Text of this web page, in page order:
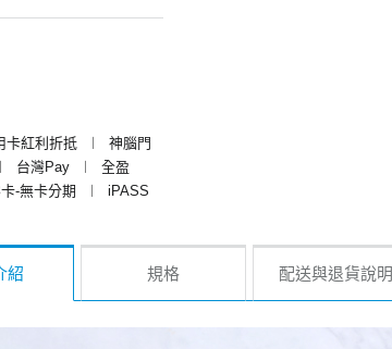
卡紅利折抵 ︱
神腦門
︱ 台灣Pay ︱
全盈
-無卡分期 ︱
iPASS
紹 規格 配送與退貨說明